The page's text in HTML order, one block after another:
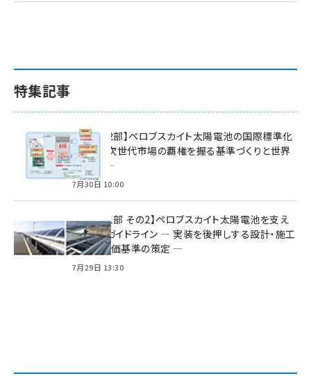
特集記事
特集【第2部】ペロブスカイト太陽電池の国際標準化
戦略 ― 次世代市場の覇権を握る基準づくりと世界
の動向 ―
7月30日 10:00
特集【第1部 その2】ペロブスカイト太陽電池を支え
る2つのガイドライン ― 実装を後押しする設計・施工
方針と評価基準の策定 ―
7月29日 13:30